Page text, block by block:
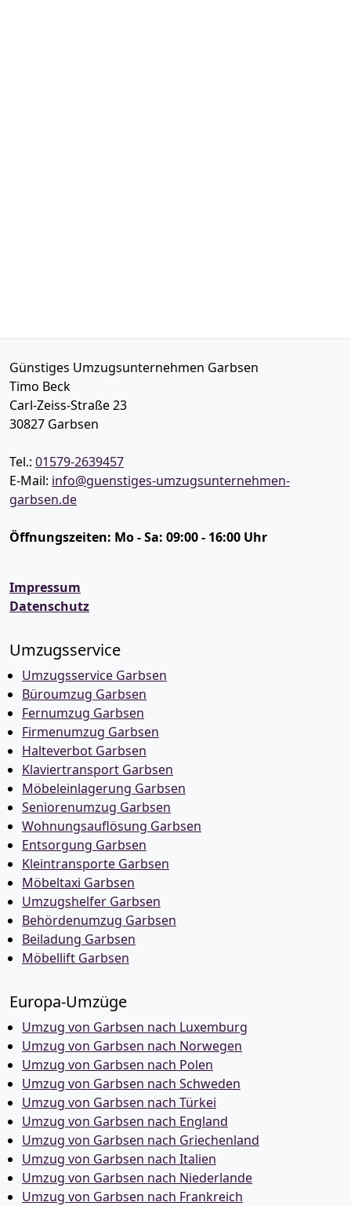
Günstiges Umzugsunternehmen Garbsen
Timo Beck
Carl-Zeiss-Straße 23
30827 Garbsen
Tel.: 01579-2639457
E-Mail: info@guenstiges-umzugsunternehmen-
garbsen.de
Öffnungszeiten: Mo - Sa: 09:00 - 16:00 Uhr
Impressum
Datenschutz
Umzugsservice
Umzugsservice Garbsen
Büroumzug Garbsen
Fernumzug Garbsen
Firmenumzug Garbsen
Halteverbot Garbsen
Klaviertransport Garbsen
Möbeleinlagerung Garbsen
Seniorenumzug Garbsen
Wohnungsauflösung Garbsen
Entsorgung Garbsen
Kleintransporte Garbsen
Möbeltaxi Garbsen
Umzugshelfer Garbsen
Behördenumzug Garbsen
Beiladung Garbsen
Möbellift Garbsen
Europa-Umzüge
Umzug von Garbsen nach Luxemburg
Umzug von Garbsen nach Norwegen
Umzug von Garbsen nach Polen
Umzug von Garbsen nach Schweden
Umzug von Garbsen nach Türkei
Umzug von Garbsen nach England
Umzug von Garbsen nach Griechenland
Umzug von Garbsen nach Italien
Umzug von Garbsen nach Niederlande
Umzug von Garbsen nach Frankreich